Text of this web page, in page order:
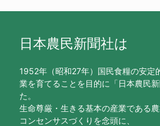
日本農民新聞社は
1952年（昭和27年）国民食糧の安定
業を育てることを目的に「日本農民
た。
生命尊厳・生きる基本の産業である
コンセンサスづくりを念頭に、